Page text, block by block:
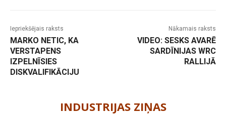
Iepriekšējais raksts
MARKO NETIC, KA
VERSTAPENS
IZPELNĪSIES
DISKVALIFIKĀCIJU
Nākamais raksts
VIDEO: SESKS AVARĒ
SARDĪNIJAS WRC
RALLIJĀ
INDUSTRIJAS ZIŅAS